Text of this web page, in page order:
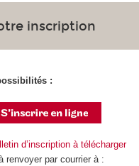
inscription
:
d’inscription à télécharger
renvoyer par courrier à :